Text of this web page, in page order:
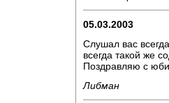
05.03.2003
Слушал вас
всегда такой же
Поздравляю с
Либман